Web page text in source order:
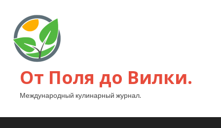
От Поля до Вилки.
Международный кулинарный журнал.